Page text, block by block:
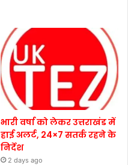
भारी वर्षा को लेकर उत्तराखंड में
हाई अलर्ट, 24×7 सतर्क रहने के
निर्देश
2 days ago